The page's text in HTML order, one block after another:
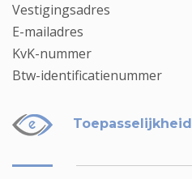
Vestigingsadres
E-mailadres
KvK-nummer
Btw-identificatienummer
Toepasselijkheid